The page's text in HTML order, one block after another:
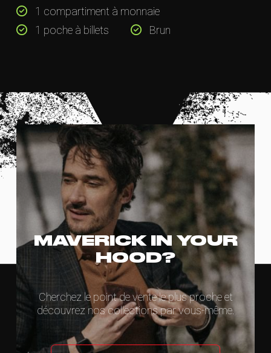
1 compartiment à monnaie
1 poche à billets
Brun
MAVERICK IN YOUR
HOOD?
Cherchez le point de vente le plus proche et
découvrez nos collections par vous-même.